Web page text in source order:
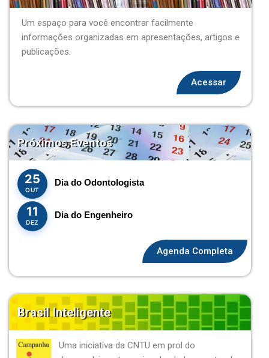
Um espaço para você encontrar facilmente
informações organizadas em apresentações, artigos e
publicações.
Acessar
Próximos Eventos
25
OUT
Dia do Odontologista
11
DEZ
Dia do Engenheiro
Agenda Completa
Brasil Inteligente
Uma iniciativa da CNTU em prol do